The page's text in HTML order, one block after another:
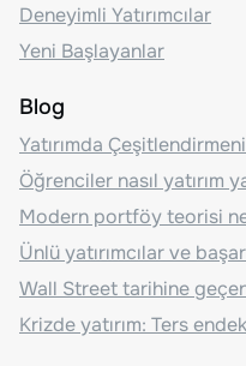
Deneyimli Yatırımcılar
Yeni Başlayanlar
Blog
Yatırımda
Öğrenciler nasıl yatırım
Modern portföy teorisi
Ünlü yatırımcılar ve
Wall Street tarihine
Krizde yatırım: Ters